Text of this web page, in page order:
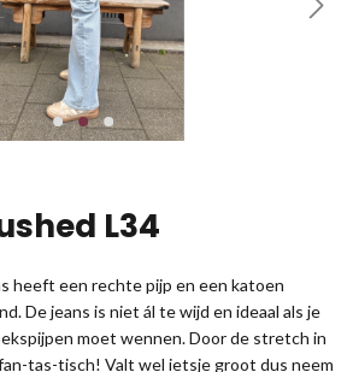
L34
heeft een rechte pijp en een katoen
De jeans is niet ál te wijd en ideaal als je
moet wennen. Door de stretch in
tas-tisch! Valt wel ietsje groot dus neem